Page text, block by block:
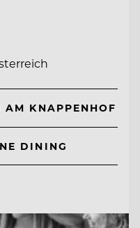
KNAPPENHOF
DINING